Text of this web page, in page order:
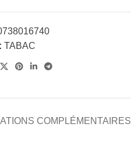
TABAC
COMPLÉMENTAIRES